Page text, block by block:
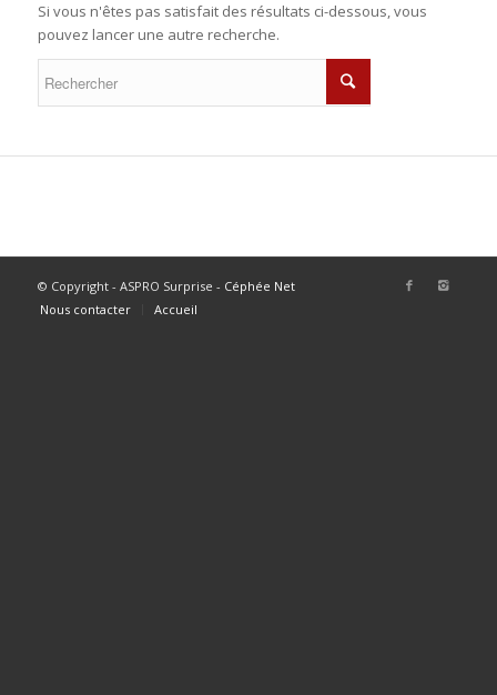
Si vous n'êtes pas satisfait des résultats ci-dessous, vous
pouvez lancer une autre recherche.
© Copyright - ASPRO Surprise - Céphée Net
Nous contacter
Accueil